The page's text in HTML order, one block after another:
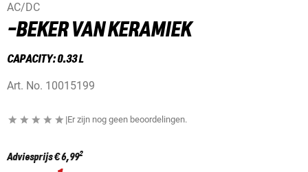
AC/DC
-BEKER VAN KERAMIEK
CAPACITY: 0.33 L
Art. No. 10015199
|Er zijn nog geen beoordelingen.
Adviesprijs€ 6,992